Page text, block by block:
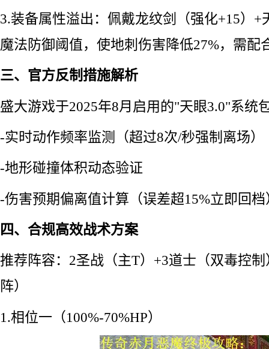
3.装备属性溢出：佩戴龙纹剑（强化+15）+
魔法防御阈值，使地刺伤害降低27%，需配
三、官方反制措施解析
盛大游戏于2025年8月启用的"天眼3.0"系统
-实时动作频率监测（超过8次/秒强制离场）
-地形碰撞体积动态验证
-伤害预期偏离值计算（误差超15%立即回档
四、合规高效战术方案
推荐阵容：2圣战（主T）+3道士（双毒控
阵）
1.相位一（100%-70%HP）